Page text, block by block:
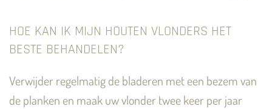
HOE KAN IK MIJN HOUTEN VLONDERS HET
BESTE BEHANDELEN?
Verwijder regelmatig de bladeren met een bezem van
de planken en maak uw vlonder twee keer per jaar